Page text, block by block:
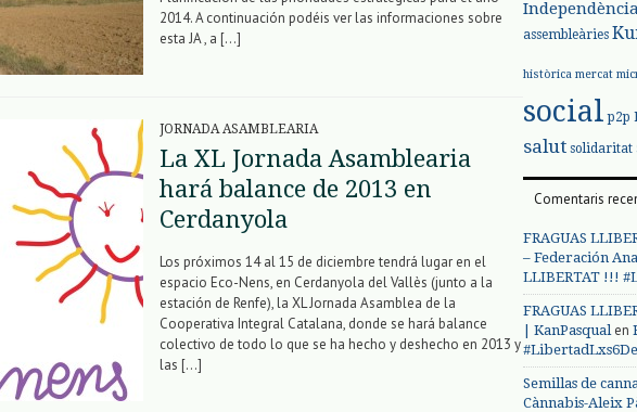
2014. A continuación podéis ver las informaciones sobre
esta JA , a […]
JORNADA ASAMBLEARIA
La XL Jornada Asamblearia
hará balance de 2013 en
Cerdanyola
Los próximos 14 al 15 de diciembre tendrá lugar en el
espacio Eco-Nens, en Cerdanyola del Vallès (junto a la
estación de Renfe), la XL Jornada Asamblea de la
Cooperativa Integral Catalana, donde se hará balance
colectivo de todo lo que se ha hecho y deshecho en 2013 y
las […]
assembleàries
històrica mercat
social p2p
salut solidaritat
Comentaris
FRAGUAS
– Federación
LLIBERTAT !!!
FRAGUAS
| KanPasqualen
Semillas de
Cànnabis-Aleix